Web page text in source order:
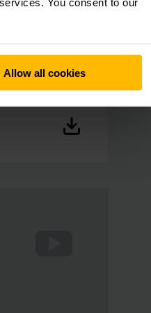
You consent to our
Allow all cookies
reposição